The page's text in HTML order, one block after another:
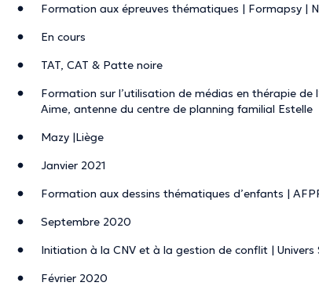
Formation aux épreuves thématiques | Formapsy |
En cours
TAT, CAT & Patte noire
Formation sur l’utilisation de médias en thérapie de
Aime, antenne du centre de planning familial Estelle
Mazy |Liège
Janvier 2021
Formation aux dessins thématiques d’enfants |
Septembre 2020
Initiation à la CNV et à la gestion de conflit |
Février 2020